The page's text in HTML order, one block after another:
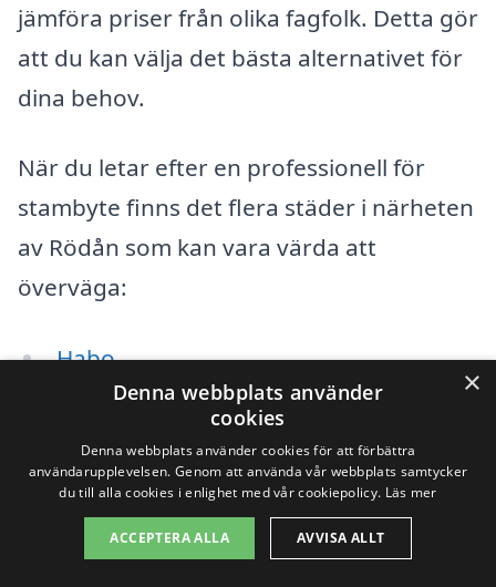
jämföra priser från olika fagfolk. Detta gör
att du kan välja det bästa alternativet för
dina behov.
När du letar efter en professionell för
stambyte finns det flera städer i närheten
av Rödån som kan vara värda att
överväga:
Habo
Jönköping
Tidaholm
×
Denna webbplats använder
cookies
Denna webbplats använder cookies för att förbättra
användarupplevelsen. Genom att använda vår webbplats samtycker
du till alla cookies i enlighet med vår cookiepolicy. Läs mer
ACCEPTERA ALLA AVVISA ALLT